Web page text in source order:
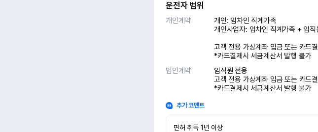
운전자 범위
개인계약
개인: 임차인 직계가족
개인사업자: 임차인 직계가족 + 임직
고객 전용 가상계좌 입금 또는 카드
*카드결제시 세금계산서 발행 불가
법인계약
임직원 전용
고객 전용 가상계좌 입금 또는 카드
*카드결제시 세금계산서 발행 불가
추가 코멘트
면허 취득 1년 이상